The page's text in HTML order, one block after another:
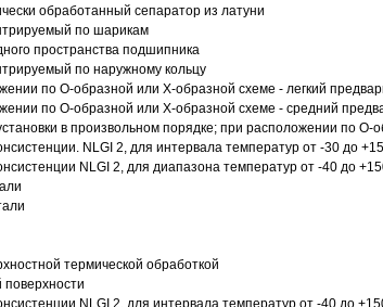
обработанный сепаратор из латуни
по шарикам
пространства подшипника
по наружному кольцу
по О-образной или Х-образной схеме - легкий
по О-образной или Х-образной схеме - средний
в произвольном порядке; при расположении по
NLGI 2, для интервала температур от -30 до
NLGI 2, для диапазона температур от -40 до
термической обработкой
поверхности
NLGI 2, для интервала температур от -40 до